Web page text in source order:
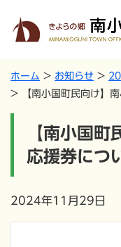
ホーム お知らせ
【南小国町民向け】
【南小国町
応援券につ
2024年11月29日